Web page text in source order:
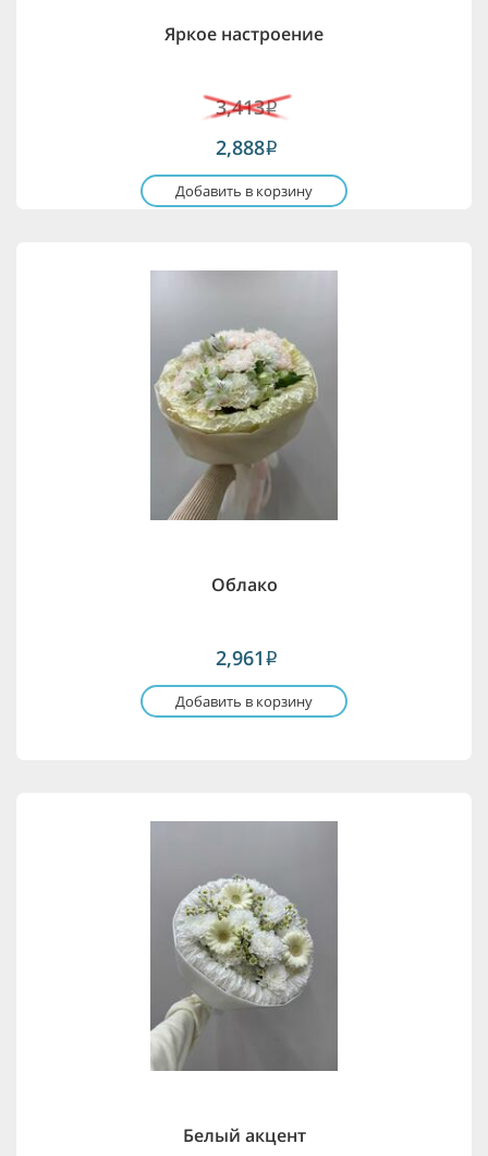
Яркое настроение
3,413i
2,888i
Добавить в корзину
Облако
2,961 i
Добавить в корзину
Белый акцент